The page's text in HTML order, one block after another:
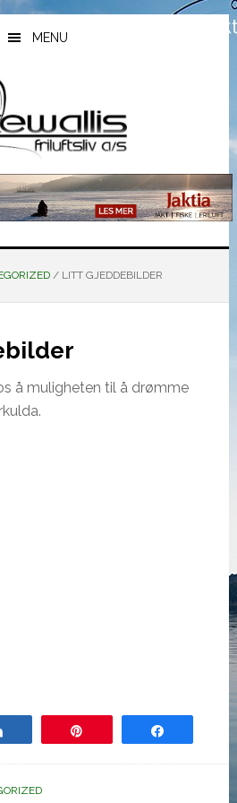
MENU
/LITT GJEDDEBILDER
å muligheten til å drømme